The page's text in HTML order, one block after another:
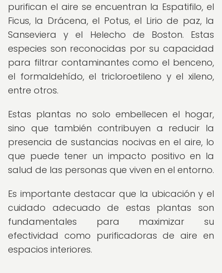
purifican el aire se encuentran la Espatifilo, el
Ficus, la Drácena, el Potus, el Lirio de paz, la
Sanseviera y el Helecho de Boston. Estas
especies son reconocidas por su capacidad
para filtrar contaminantes como el benceno,
el formaldehído, el tricloroetileno y el xileno,
entre otros.
Estas plantas no solo embellecen el hogar,
sino que también contribuyen a reducir la
presencia de sustancias nocivas en el aire, lo
que puede tener un impacto positivo en la
salud de las personas que viven en el entorno.
Es importante destacar que la ubicación y el
cuidado adecuado de estas plantas son
fundamentales para maximizar su
efectividad como purificadoras de aire en
espacios interiores.